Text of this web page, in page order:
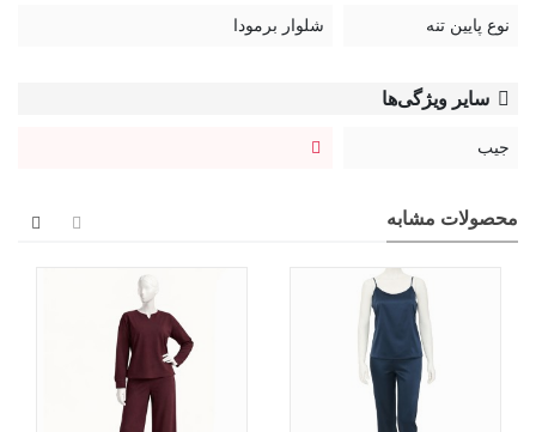
نوع پایین تنه شلوار برمودا
سایر ویژگی‌ها
جیب
محصولات مشابه